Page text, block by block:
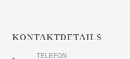
KONTAKTDETAILS
TELEFON